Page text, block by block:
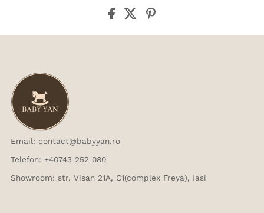
Email: contact@babyyan.ro
Telefon: +40743 252 080
Showroom: str. Visan 21A, C1(complex Freya), Iasi